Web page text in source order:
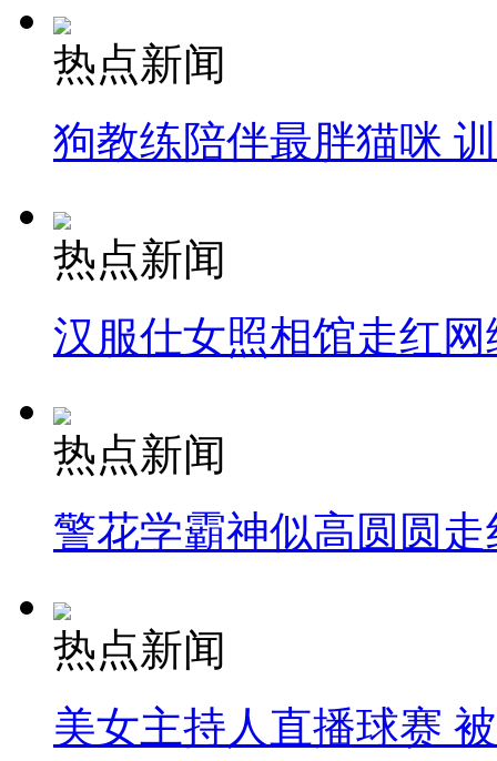
热点新闻
狗教练陪伴最胖猫咪
热点新闻
汉服仕女照相馆走红网
热点新闻
警花学霸神似高圆圆走
热点新闻
美女主持人直播球赛